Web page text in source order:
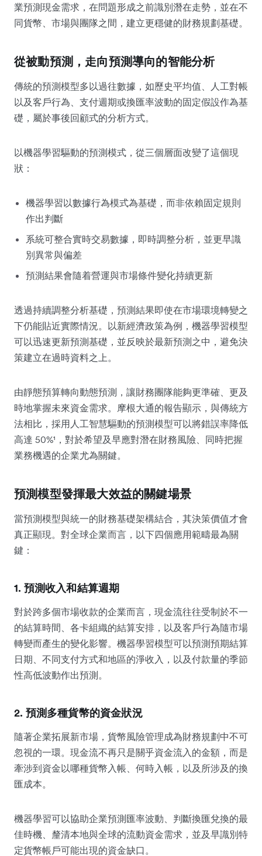
業預測現金需求，在問題形成之前識別潛在走勢，並在不
同貨幣、市場與團隊之間，建立更穩健的財務規劃基礎。
從被動預測，走向預測導向的智能分析
傳統的預測模型多以過往數據，如歷史平均值、人工對帳
以及客戶行為、支付週期或換匯率波動的固定假設作為基
礎，屬於事後回顧式的分析方式。
以機器學習驅動的預測模式，從三個層面改變了這個現
狀：
機器學習以數據行為模式為基礎，而非依賴固定規則
作出判斷
系統可整合實時交易數據，即時調整分析，並更早識
別異常與偏差
預測結果會隨着營運與市場條件變化持續更新
透過持續調整分析基礎，預測結果即使在市場環境轉變之
下仍能貼近實際情況。以新經濟政策為例，機器學習模型
可以迅速更新預測基礎，並反映於最新預測之中，避免決
策建立在過時資料之上。
由靜態預算轉向動態預測，讓財務團隊能夠更準確、更及
時地掌握未來資金需求。摩根大通的報告顯示，與傳統方
法相比，採用人工智慧驅動的預測模型可以將錯誤率降低
高達 50%¹，對於希望及早應對潛在財務風險、同時把握
業務機遇的企業尤為關鍵。
預測模型發揮最大效益的關鍵場景
當預測模型與統一的財務基礎架構結合，其決策價值才會
真正顯現。對全球企業而言，以下四個應用範疇最為關
鍵：
1. 預測收入和結算週期
對於跨多個市場收款的企業而言，現金流往往受制於不一
的結算時間、各卡組織的結算安排，以及客戶行為隨市場
轉變而產生的變化影響。機器學習模型可以預測預期結算
日期、不同支付方式和地區的淨收入，以及付款量的季節
性高低波動作出預測。
2. 預測多種貨幣的資金狀況
隨著企業拓展新市場，貨幣風險管理成為財務規劃中不可
忽視的一環。現金流不再只是關乎資金流入的金額，而是
牽涉到資金以哪種貨幣入帳、何時入帳，以及所涉及的換
匯成本。
機器學習可以協助企業預測匯率波動、判斷換匯兌換的最
佳時機、釐清本地與全球的流動資金需求，並及早識別特
定貨幣帳戶可能出現的資金缺口。